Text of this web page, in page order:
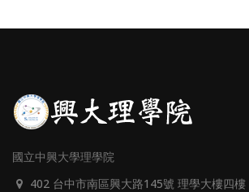
國立中興大學理學院
402 台中市南區興大路145號 理學大樓四樓